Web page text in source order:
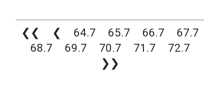
❮❮ ❮ 64.7 65.7 66.7
67.7
68.7
69.7 70.7 71.7
72.7
❯❯